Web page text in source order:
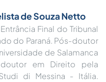
de Souza Netto
Final do Tribunal
do Paraná. Pós-doutor
de Salamanca
em Direito pela
di Messina - Itália.